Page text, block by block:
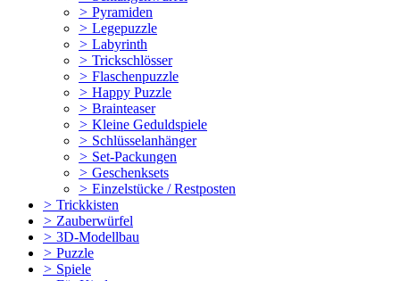
> Pyramiden
> Legepuzzle
> Labyrinth
> Trickschlösser
> Flaschenpuzzle
> Happy Puzzle
> Brainteaser
> Kleine Geduldspiele
> Schlüsselanhänger
> Set-Packungen
> Geschenksets
> Einzelstücke / Restposten
> Trickkisten
> Zauberwürfel
> 3D-Modellbau
> Puzzle
> Spiele